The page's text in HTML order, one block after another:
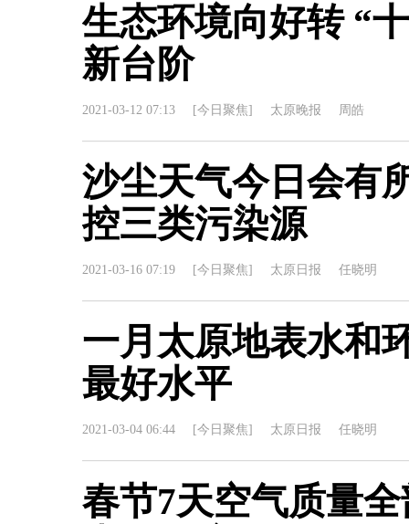
生态环境向好转 “
新台阶
2021-03-12 07:13 [今日聚焦] 太原晚报 周皓
沙尘天气今日会有
控三类污染源
2021-03-16 07:19 [今日聚焦] 太原日报 任晓明
一月太原地表水和
最好水平
2021-03-04 06:44 [今日聚焦] 太原日报 任晓明
春节7天空气质量